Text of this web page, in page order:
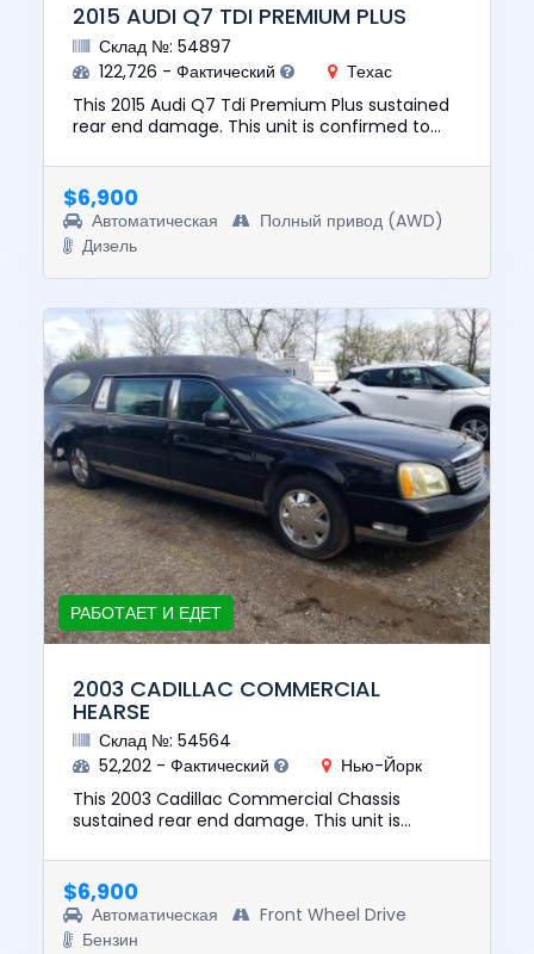
2015 AUDI Q7 TDI PREMIUM PLUS
Склад №: 54897
122,726 - Фактический
Техас
This 2015 Audi Q7 Tdi Premium Plus sustained
rear end damage. This unit is confirmed to
vehicle was $13850....
$6,900
Автоматическая
Полный привод (AWD)
Дизель
РАБОТАЕТ И ЕДЕТ
2003 CADILLAC COMMERCIAL
HEARSE
Склад №: 54564
52,202 - Фактический
Нью-Йорк
This 2003 Cadillac Commercial Chassis
sustained rear end damage. This unit is
value of this vehicle was $836...
$6,900
Автоматическая
Front Wheel Drive
Бензин